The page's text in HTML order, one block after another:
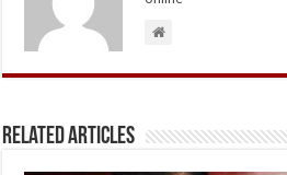
Related Articles